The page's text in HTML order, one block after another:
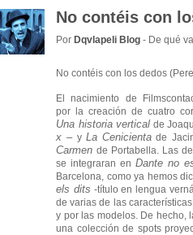
No contéis con
Por Dqvlapeli Blog - De qué
No contéis con los dedos
El nacimiento de
por la creación de cuatro
Una historia vertical de
x –y La Cenicienta de
Carmen de Portabella. Las
se integraran en Dante no
Barcelona, como ya hemos
els dits -título en lengua
de varias de las
y por las modelos. De hecho,
una colección de spots